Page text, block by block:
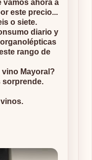
vamos ahora a
este precio...
o siete.
diario y
rango de
Mayoral?
sorprende.